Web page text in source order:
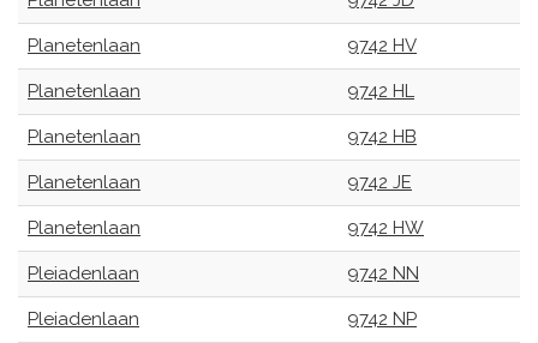
Planetenlaan 9742 HV
Planetenlaan 9742 HL
Planetenlaan 9742 HB
Planetenlaan 9742 JE
Planetenlaan 9742 HW
Pleiadenlaan 9742 NN
Pleiadenlaan 9742 NP